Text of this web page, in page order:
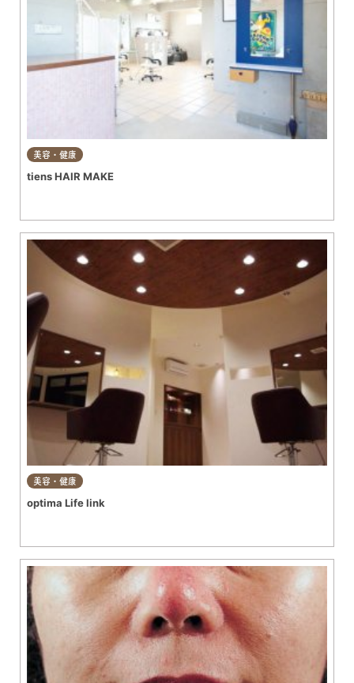
美容・健康
tiens HAIR MAKE
美容・健康
optima Life link